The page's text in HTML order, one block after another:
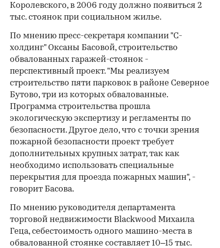
Королевского, в 2006 году должно появиться 2
тыс. стоянок при социальном жилье.
По мнению пресс-секретаря компании "С-
холдинг" Оксаны Басовой, строительство
обвалованных гаражей-стоянок -
перспективный проект. "Мы реализуем
строительство пяти парковок в районе Северное
Бутово, три из которых обвалованные.
Программа строительства прошла
экологическую экспертизу и регламенты по
безопасности. Другое дело, что с точки зрения
пожарной безопасности проект требует
дополнительных крупных затрат, так как
необходимо использовать специальные
перекрытия для проезда пожарных машин", -
говорит Басова.
По мнению руководителя департамента
торговой недвижимости Blackwood Михаила
Геца, себестоимость одного машино-места в
обвалованной стоянке составляет 10–15 тыс.